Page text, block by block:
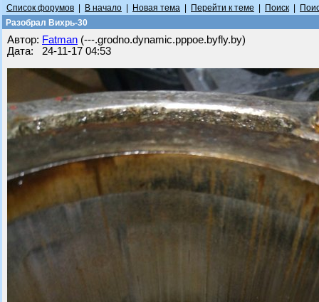
Список форумов В начало Новая тема Перейти к теме Поиск
Разобрал Вихрь-30
Автор: Fatman (---.grodno.dynamic.pppoe.byfly.by)
Дата: 24-11-17 04:53